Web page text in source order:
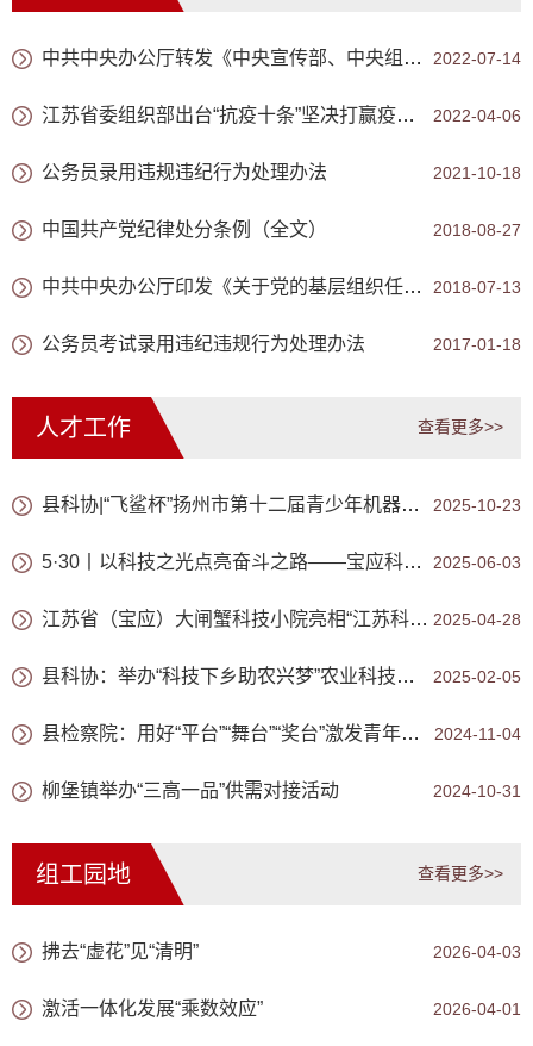
2022-07-14
中共中央办公厅转发《中央宣传部、中央组织部关于认真组织学习〈习近平谈治国理政〉第四卷的通知》
2022-04-06
江苏省委组织部出台“抗疫十条”坚决打赢疫情防控阻击战
2021-10-18
公务员录用违规违纪行为处理办法
2018-08-27
中国共产党纪律处分条例（全文）
2018-07-13
中共中央办公厅印发《关于党的基层组织任期的意见》
2017-01-18
公务员考试录用违纪违规行为处理办法
人才工作 查看更多>>
2025-10-23
县科协|“飞鲨杯”扬州市第十二届青少年机器人大赛宝应分赛成功举办
2025-06-03
5·30丨以科技之光点亮奋斗之路——宝应科协“全国科技工作者日”活动亮点纷呈
2025-04-28
江苏省（宝应）大闸蟹科技小院亮相“江苏科技小院”初夏市集暨成果展示启动仪式
2025-02-05
县科协：举办“科技下乡助农兴梦”农业科技培训
2024-11-04
县检察院：用好“平台”“舞台”“奖台”激发青年人才队伍活力
2024-10-31
柳堡镇举办“三高一品”供需对接活动
组工园地 查看更多>>
2026-04-03
拂去“虚花”见“清明”
2026-04-01
激活一体化发展“乘数效应”